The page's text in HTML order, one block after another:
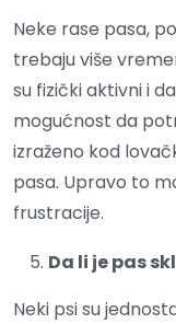
Neke rase pasa,
trebaju više
su fizički aktivni i
mogućnost da
izraženo kod
pasa. Upravo to
frustracije.
Da li je pas
Neki psi su